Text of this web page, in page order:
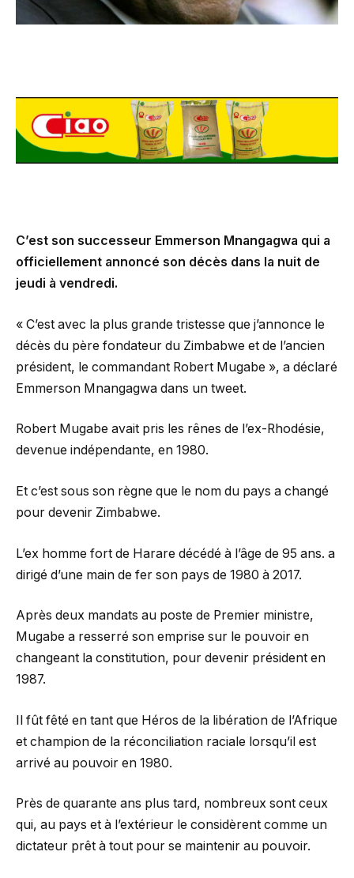
C’est son successeur Emmerson Mnangagwa qui a
officiellement annoncé son décès dans la nuit de
jeudi à vendredi.
« C’est avec la plus grande tristesse que j’annonce le
décès du père fondateur du Zimbabwe et de l’ancien
président, le commandant Robert Mugabe », a déclaré
Emmerson Mnangagwa dans un tweet.
Robert Mugabe avait pris les rênes de l’ex-Rhodésie,
devenue indépendante, en 1980.
Et c’est sous son règne que le nom du pays a changé
pour devenir Zimbabwe.
L’ex homme fort de Harare décédé à l’âge de 95 ans. a
dirigé d’une main de fer son pays de 1980 à 2017.
Après deux mandats au poste de Premier ministre,
Mugabe a resserré son emprise sur le pouvoir en
changeant la constitution, pour devenir président en
1987.
Il fût fêté en tant que Héros de la libération de l’Afrique
et champion de la réconciliation raciale lorsqu’il est
arrivé au pouvoir en 1980.
Près de quarante ans plus tard, nombreux sont ceux
qui, au pays et à l’extérieur le considèrent comme un
dictateur prêt à tout pour se maintenir au pouvoir.